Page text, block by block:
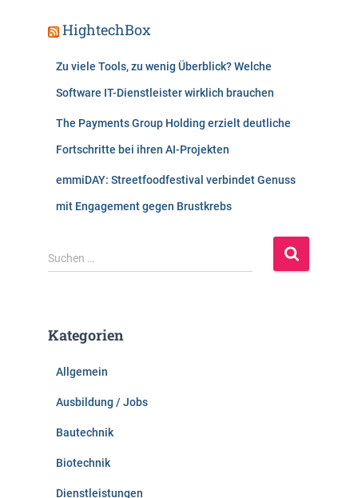
HightechBox
Zu viele Tools, zu wenig Überblick? Welche
Software IT-Dienstleister wirklich brauchen
The Payments Group Holding erzielt deutliche
Fortschritte bei ihren AI-Projekten
emmiDAY: Streetfoodfestival verbindet Genuss
mit Engagement gegen Brustkrebs
S
u
n
Suchen …
Kategorien
Allgemein
Ausbildung / Jobs
Bautechnik
Biotechnik
Dienstleistungen